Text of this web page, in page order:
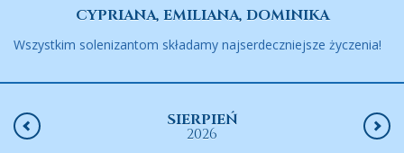
CYPRIANA, EMILIANA, DOMINIKA
Wszystkim solenizantom składamy najserdeczniejsze życzenia!
SIERPIEŃ
2026